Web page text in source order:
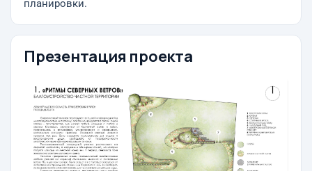
планировки.
Презентация проекта